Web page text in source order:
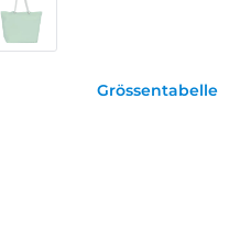
Grössentabelle